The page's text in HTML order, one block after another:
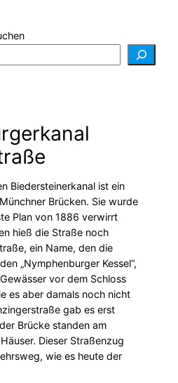
Biedersteinerkanal ist ein
Brücken. Sie wurde
Plan von 1886 verwirrt
hieß die Straße noch
ein Name, den die
„Nymphenburger Kessel“,
vor dem Schloss
es aber damals noch nicht
gab es erst
Brücke standen am
Dieser Straßenzug
wie es heute der